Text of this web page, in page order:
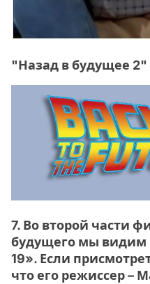
"Назад в будущее 2"
7. Во второй части
будущего мы видим
19». Если
что его режиссер –